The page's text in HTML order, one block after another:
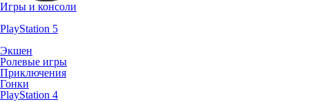
Игры и консоли
PlayStation 5
Экшен
Ролевые игры
Приключения
Гонки
PlayStation 4